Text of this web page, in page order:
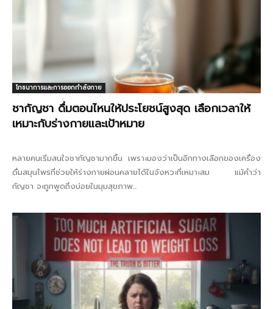
โภชนาการและการออกกำลังกาย
ชากัญชา ดื่มตอนไหนให้ประโยชน์สูงสุด เลือกเวลาให้
เหมาะกับร่างกายและเป้าหมาย
หลายคนเริ่มสนใจชากัญชามากขึ้น เพราะมองว่าเป็นอีกทางเลือกของเครื่อง
ดื่มสมุนไพรที่ช่วยให้ร่างกายผ่อนคลายได้ในจังหวะที่เหมาะสม แม้คำว่า
กัญชา จะถูกพูดถึงบ่อยในมุมสุขภาพ...